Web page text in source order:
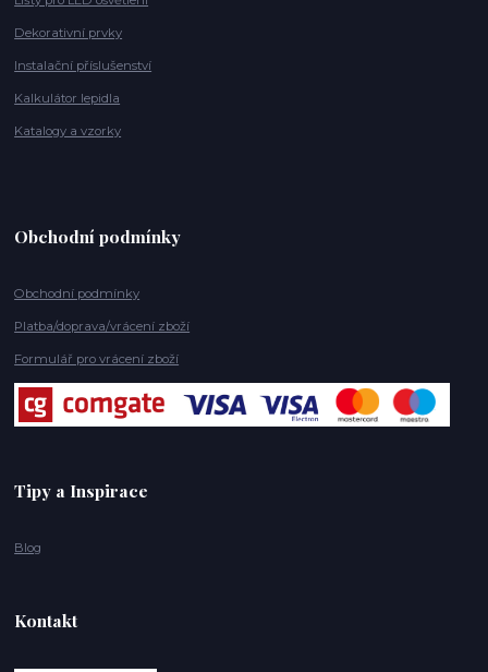
Dekorativní prvky
Instalační příslušenství
Kalkulátor lepidla
Katalogy a vzorky
Obchodní podmínky
Obchodní podmínky
Platba/doprava/vrácení zboží
Formulář pro vrácení zboží
Tipy a Inspirace
Blog
Kontakt